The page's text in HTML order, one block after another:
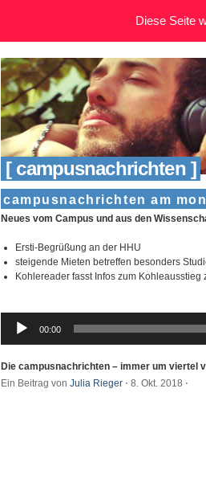
[ campusnachrichten ]
campusnachrichten am
Neues vom Campus und aus den
Ersti-Begrüßung an der HHU
steigende Mieten betreffen besonders
Kohlereader fasst Infos zum Kohleausstieg
Audio-
Player
00:00
Die campusnachrichten – immer um viertel
Ein Beitrag von Julia Rieger ⋅ 8. Okt. 2018 ⋅
Diese Seite